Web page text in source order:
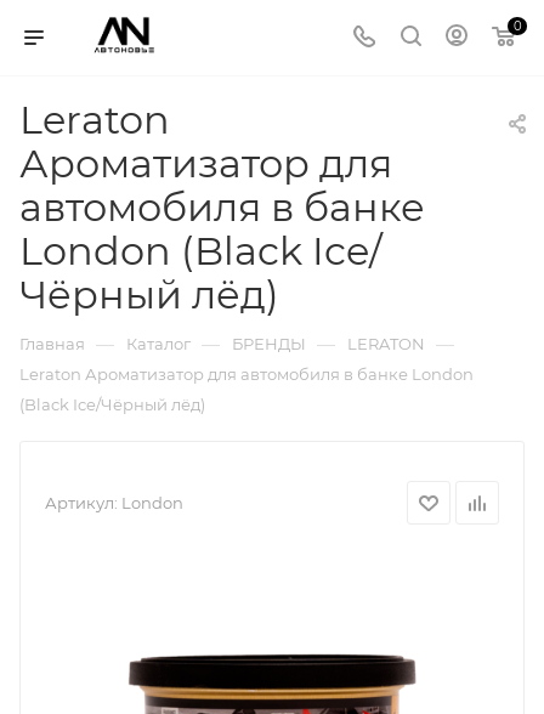
0
Leraton
Ароматизатор для
автомобиля в банке
London (Black Ice/
Чёрный лёд)
Главная — Каталог — БРЕНДЫ — LERATON —
Leraton Ароматизатор для автомобиля в банке London
(Black Ice/Чёрный лёд)
Артикул: London